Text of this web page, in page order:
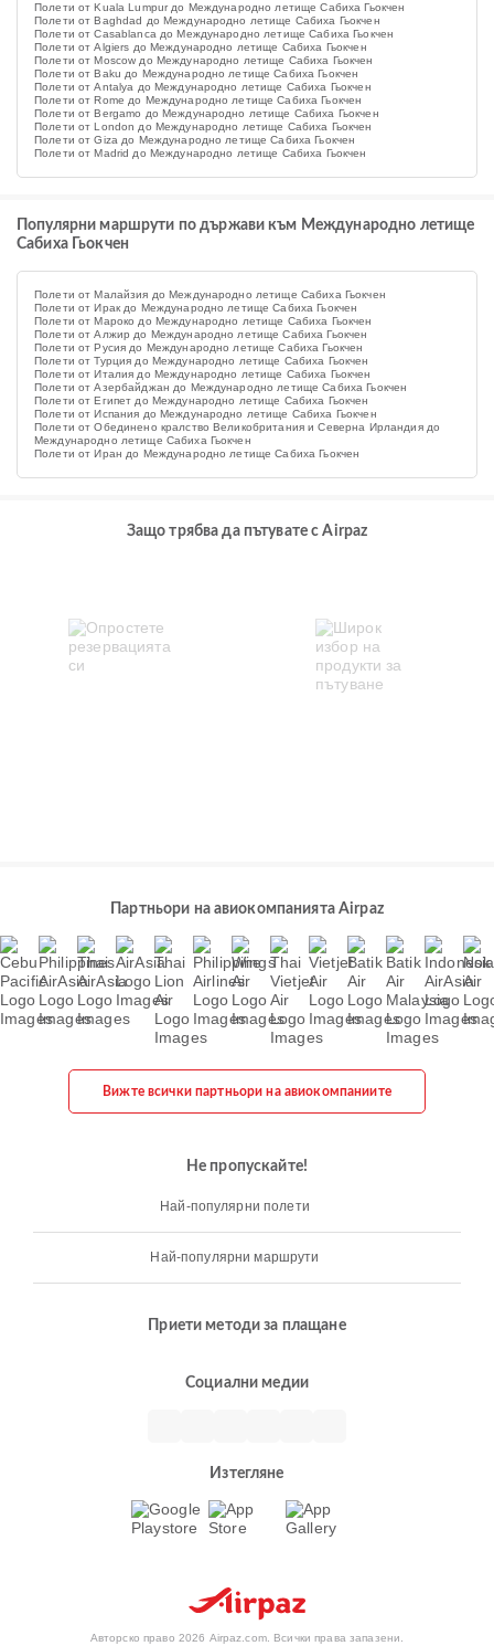
Полети от Kuala Lumpur до Международно летище Сабиха Гьокчен
Полети от Baghdad до Международно летище Сабиха Гьокчен
Полети от Casablanca до Международно летище Сабиха Гьокчен
Полети от Algiers до Международно летище Сабиха Гьокчен
Полети от Moscow до Международно летище Сабиха Гьокчен
Полети от Baku до Международно летище Сабиха Гьокчен
Полети от Antalya до Международно летище Сабиха Гьокчен
Полети от Rome до Международно летище Сабиха Гьокчен
Полети от Bergamo до Международно летище Сабиха Гьокчен
Полети от London до Международно летище Сабиха Гьокчен
Полети от Giza до Международно летище Сабиха Гьокчен
Полети от Madrid до Международно летище Сабиха Гьокчен
Популярни маршрути по държави към Международно летище
Сабиха Гьокчен
Полети от Малайзия до Международно летище Сабиха Гьокчен
Полети от Ирак до Международно летище Сабиха Гьокчен
Полети от Мароко до Международно летище Сабиха Гьокчен
Полети от Алжир до Международно летище Сабиха Гьокчен
Полети от Русия до Международно летище Сабиха Гьокчен
Полети от Турция до Международно летище Сабиха Гьокчен
Полети от Италия до Международно летище Сабиха Гьокчен
Полети от Азербайджан до Международно летище Сабиха Гьокчен
Полети от Египет до Международно летище Сабиха Гьокчен
Полети от Испания до Международно летище Сабиха Гьокчен
Полети от Обединено кралство Великобритания и Северна Ирландия до
Международно летище Сабиха Гьокчен
Полети от Иран до Международно летище Сабиха Гьокчен
Защо трябва да пътувате с Airpaz
Партньори на авиокомпанията Airpaz
Вижте всички партньори на авиокомпаниите
Не пропускайте!
Най-популярни полети
Най-популярни маршрути
Приети методи за плащане
Социални медии
Изтегляне
Авторско право 2026 Airpaz.com. Всички права запазени.